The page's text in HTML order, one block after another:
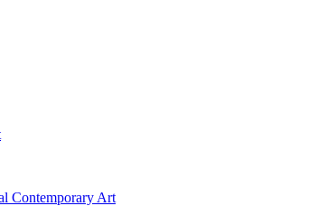
Contemporary Art